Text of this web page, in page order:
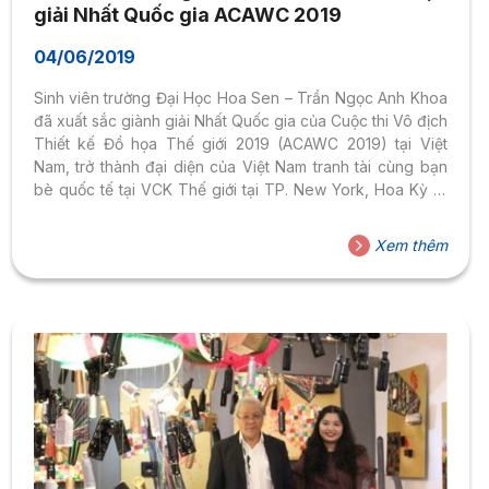
giải Nhất Quốc gia ACAWC 2019
04/06/2019
Sinh viên trường Đại Học Hoa Sen – Trần Ngọc Anh Khoa
đã xuất sắc giành giải Nhất Quốc gia của Cuộc thi Vô địch
Thiết kế Đồ họa Thế giới 2019 (ACAWC 2019) tại Việt
Nam, trở thành đại diện của Việt Nam tranh tài cùng bạn
bè quốc tế tại VCK Thế giới tại TP. New York, Hoa Kỳ từ
2019 tại Việt Nam, SV Trần Ngọc Anh Khoa đã xuất sắc
vượt qua hơn 100 thí sinh được tuyển chọn từ gần 30
trường Đại học, Học viện,...
Xem thêm